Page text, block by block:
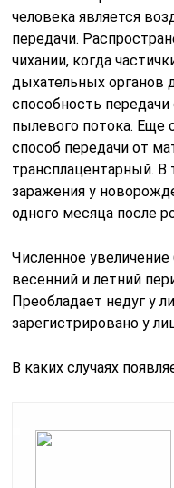
человека является
передачи.
чихании, когда
дыхательных органов
способность
пылевого потока.
способ передачи от
трансплацентарный. В
заражения у
одного месяца после
Численное
весенний и летний
Преобладает недуг у
зарегистрировано у
В каких случаях